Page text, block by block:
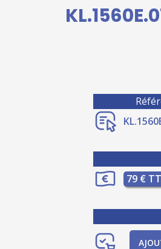
79 €